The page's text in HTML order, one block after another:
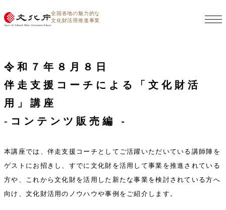
全国各地の魅力的な
文化財活用推進事業
令和７年８月８日
伴走支援コーチによる「文化財活
用」講座
‐コンテンツ販売編 -
本講座では、伴走支援コーチとしてご活躍いただいている講師陣を
ゲストにお招きし、すでに文化財を活用して事業を推進されている
方や、これから文化財を活用した新たな事業を検討されている方へ
向け、文化財活用のノウハウや事例をご紹介します。